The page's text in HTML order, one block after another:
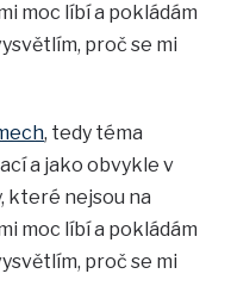
moc líbí a pokládám
proč se mi
, tedy téma
a jako obvykle v
které nejsou na
moc líbí a pokládám
proč se mi